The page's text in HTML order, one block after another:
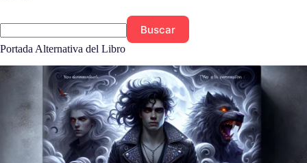
Buscar
Portada Alternativa del Libro